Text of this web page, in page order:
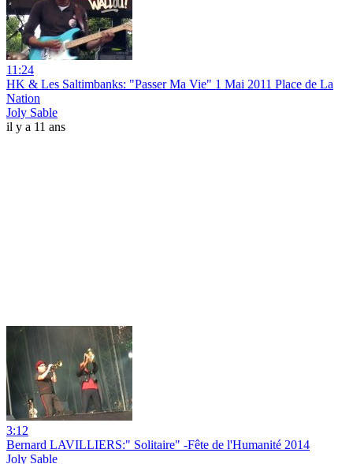
11:24
HK & Les Saltimbanks: "Passer Ma Vie" 1 Mai 2011 Place de La
Nation
Joly Sable
il y a 11 ans
3:12
Bernard LAVILLIERS:" Solitaire" -Fête de l'Humanité 2014
Joly Sable